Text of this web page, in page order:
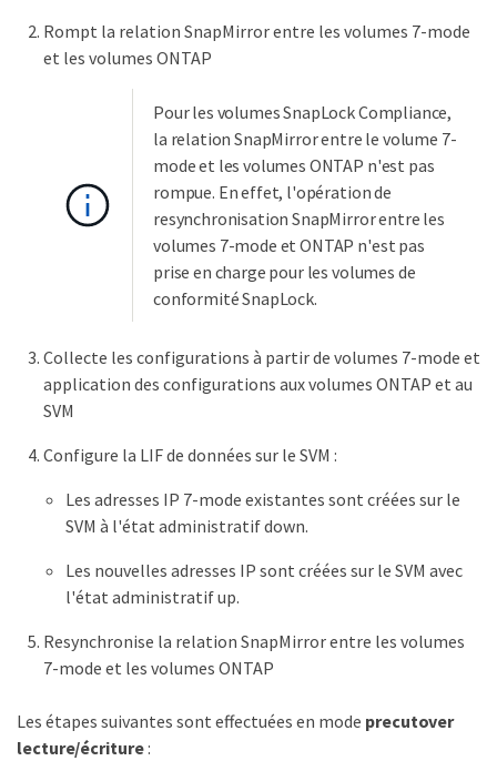
Rompt la relation SnapMirror entre les volumes 7-mode
et les volumes ONTAP
Pour les volumes SnapLock Compliance,
la relation SnapMirror entre le volume 7-
mode et les volumes ONTAP n'est pas
rompue. En effet, l'opération de
resynchronisation SnapMirror entre les
volumes 7-mode et ONTAP n'est pas
prise en charge pour les volumes de
conformité SnapLock.
Collecte les configurations à partir de volumes 7-mode et
application des configurations aux volumes ONTAP et au
SVM
Configure la LIF de données sur le SVM :
Les adresses IP 7-mode existantes sont créées sur le
SVM à l'état administratif down.
Les nouvelles adresses IP sont créées sur le SVM avec
l'état administratif up.
Resynchronise la relation SnapMirror entre les volumes
7-mode et les volumes ONTAP
Les étapes suivantes sont effectuées en mode precutover
lecture/écriture: